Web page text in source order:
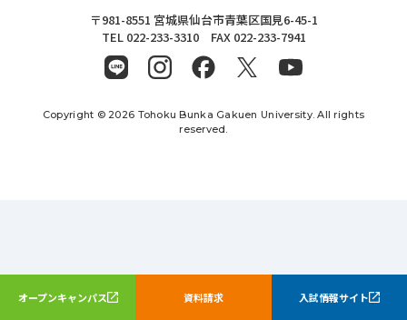
オープンキャンパス 資料請求 入試情報サイト
東北文化学園大学
〒981-8551 宮城県仙台市青葉区国見6-45-1
TEL 022-233-3310 FAX 022-233-7941
Copyright © 2026 Tohoku Bunka Gakuen University. All rights
reserved.